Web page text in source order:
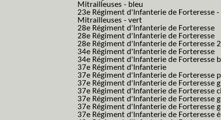
Mitrailleuses - bleu
23e Régiment d'Infanterie de Forteresse
Mitrailleuses - vert
28e Régiment d'Infanterie de Forteresse
28e Régiment d'Infanterie de Forteresse
28e Régiment d'Infanterie de Forteresse
34e Régiment d'Infanterie de Forteresse
34e Régiment d'Infanterie de Forteresse
37e Régiment d'Infanterie
37e Régiment d'Infanterie de Forteresse
37e Régiment d'Infanterie de Forteresse
37e Régiment d'Infanterie de Forteresse
37e Régiment d'Infanterie de Forteresse
37e Régiment d'Infanterie de Forteresse
37e Régiment d'Infanterie de Forteresse